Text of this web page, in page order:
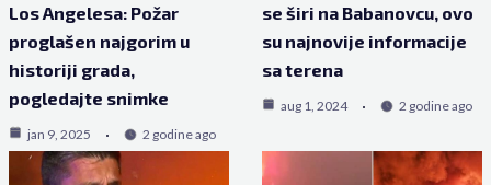
Los Angelesa: Požar
proglašen najgorim u
historiji grada,
pogledajte snimke
jan 9, 2025 2 godine ago
se širi na Babanovcu, ovo
su najnovije informacije
sa terena
aug 1, 2024 2 godine ago